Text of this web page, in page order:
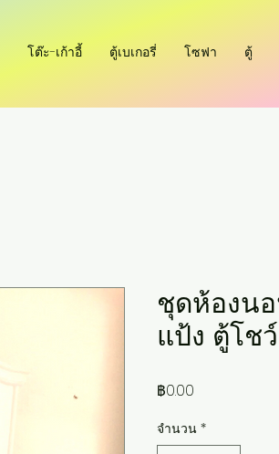
โต๊ะ-เก้าอี้ ตู้เบเกอรี่ โซฟา ตู้
ชุดห้องนอ
แป้ง ตู้โชว์
฿0.00
จำนวน *